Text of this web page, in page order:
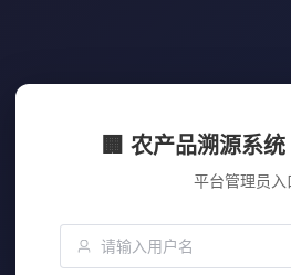
🏢 农产品溯源系
平台管理员入